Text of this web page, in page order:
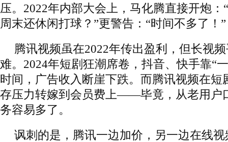
压。2022年内部大会上，马化腾直接开炮：
周末还休闲打球？”更警告：“时间不多了！”
腾讯视频虽在2022年传出盈利，但长视
难。2024年短剧狂潮席卷，抖音、快手靠“
时间，广告收入断崖下跌。而腾讯视频在短
存压力转嫁到会员费上——毕竟，从老用户
务容易多了。
讽刺的是，腾讯一边加价，另一边在线